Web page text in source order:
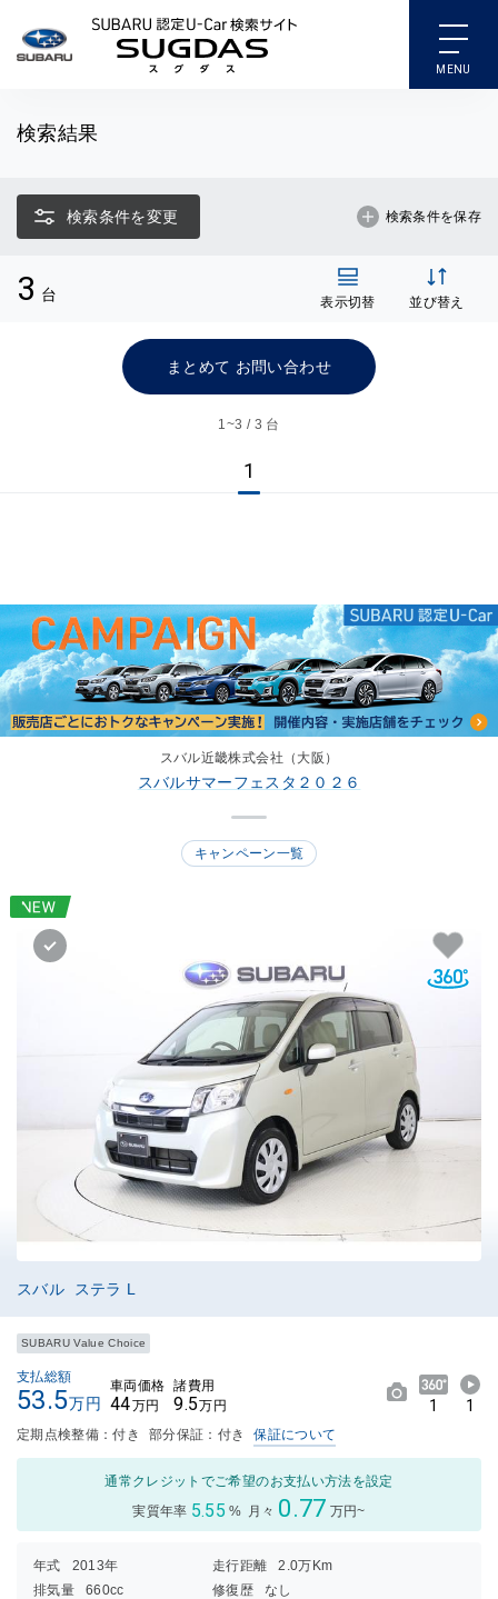
SUBARU 認定U-Car検索
検索結果
検索条件を変更 検索条件を保存
3 台 表示切替 並び替え
まとめて お問い合わせ
1~3 / 3 台
1
スバル近畿株式会社（大阪）
スバルサマーフェスタ２０２６
キャンペーン一覧
スバル ステラ L
SUBARU Value Choice
支払総額
53.5万円
車両価格
44万円
諸費用
9.5万円 1 1
定期点検整備：付き 部分保証：付き 保証について
通常クレジットでご希望のお支払い方法を設定
実質年率 5.55 % 月々 0.77 万円~
年式 2013年 走行距離
2.0万Km
排気量
660cc 修復歴
なし